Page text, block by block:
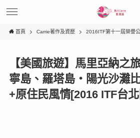
首頁 Carrie著作及資歷 2016ITF第十一屆榮譽
【美國旅遊】馬里亞納之
寧島、羅塔島‧陽光沙灘
+原住民風情[2016 ITF台